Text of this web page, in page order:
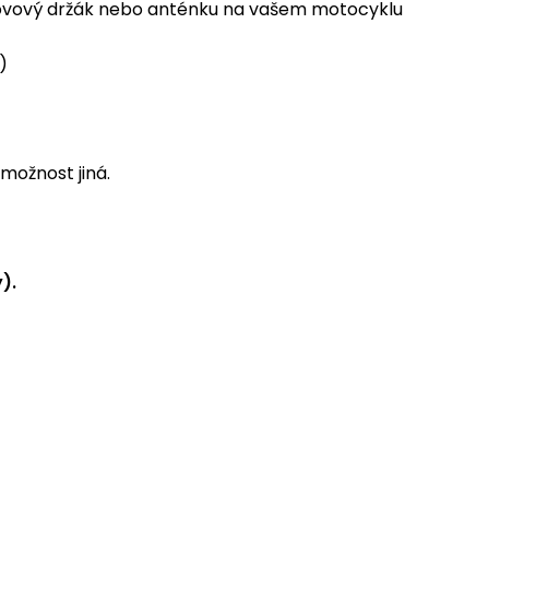
držák nebo anténku na vašem motocyklu
jiná.